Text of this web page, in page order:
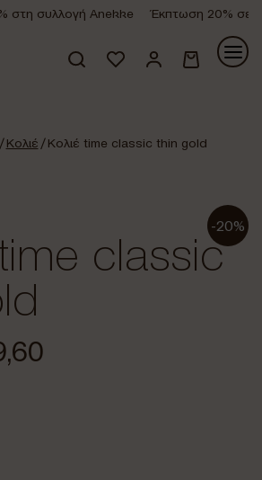
στη συλλογή Anekke Έκπτωση 20% σε
Κολιέ / Κολιέ time classic thin gold
-20%
classic